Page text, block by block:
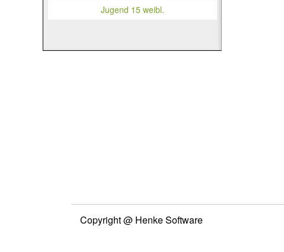
Jugend 15 weibl.
Copyright @ Henke Software